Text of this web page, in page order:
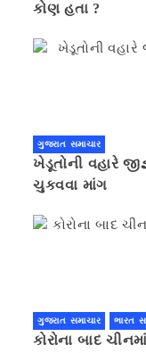
કોણ હતા ?
ગુજરાત સમાચાર
ખેડૂતોની વહારે
ચુકવવા માંગ
ગુજરાત સમાચાર ભારત
કોરોના બાદ